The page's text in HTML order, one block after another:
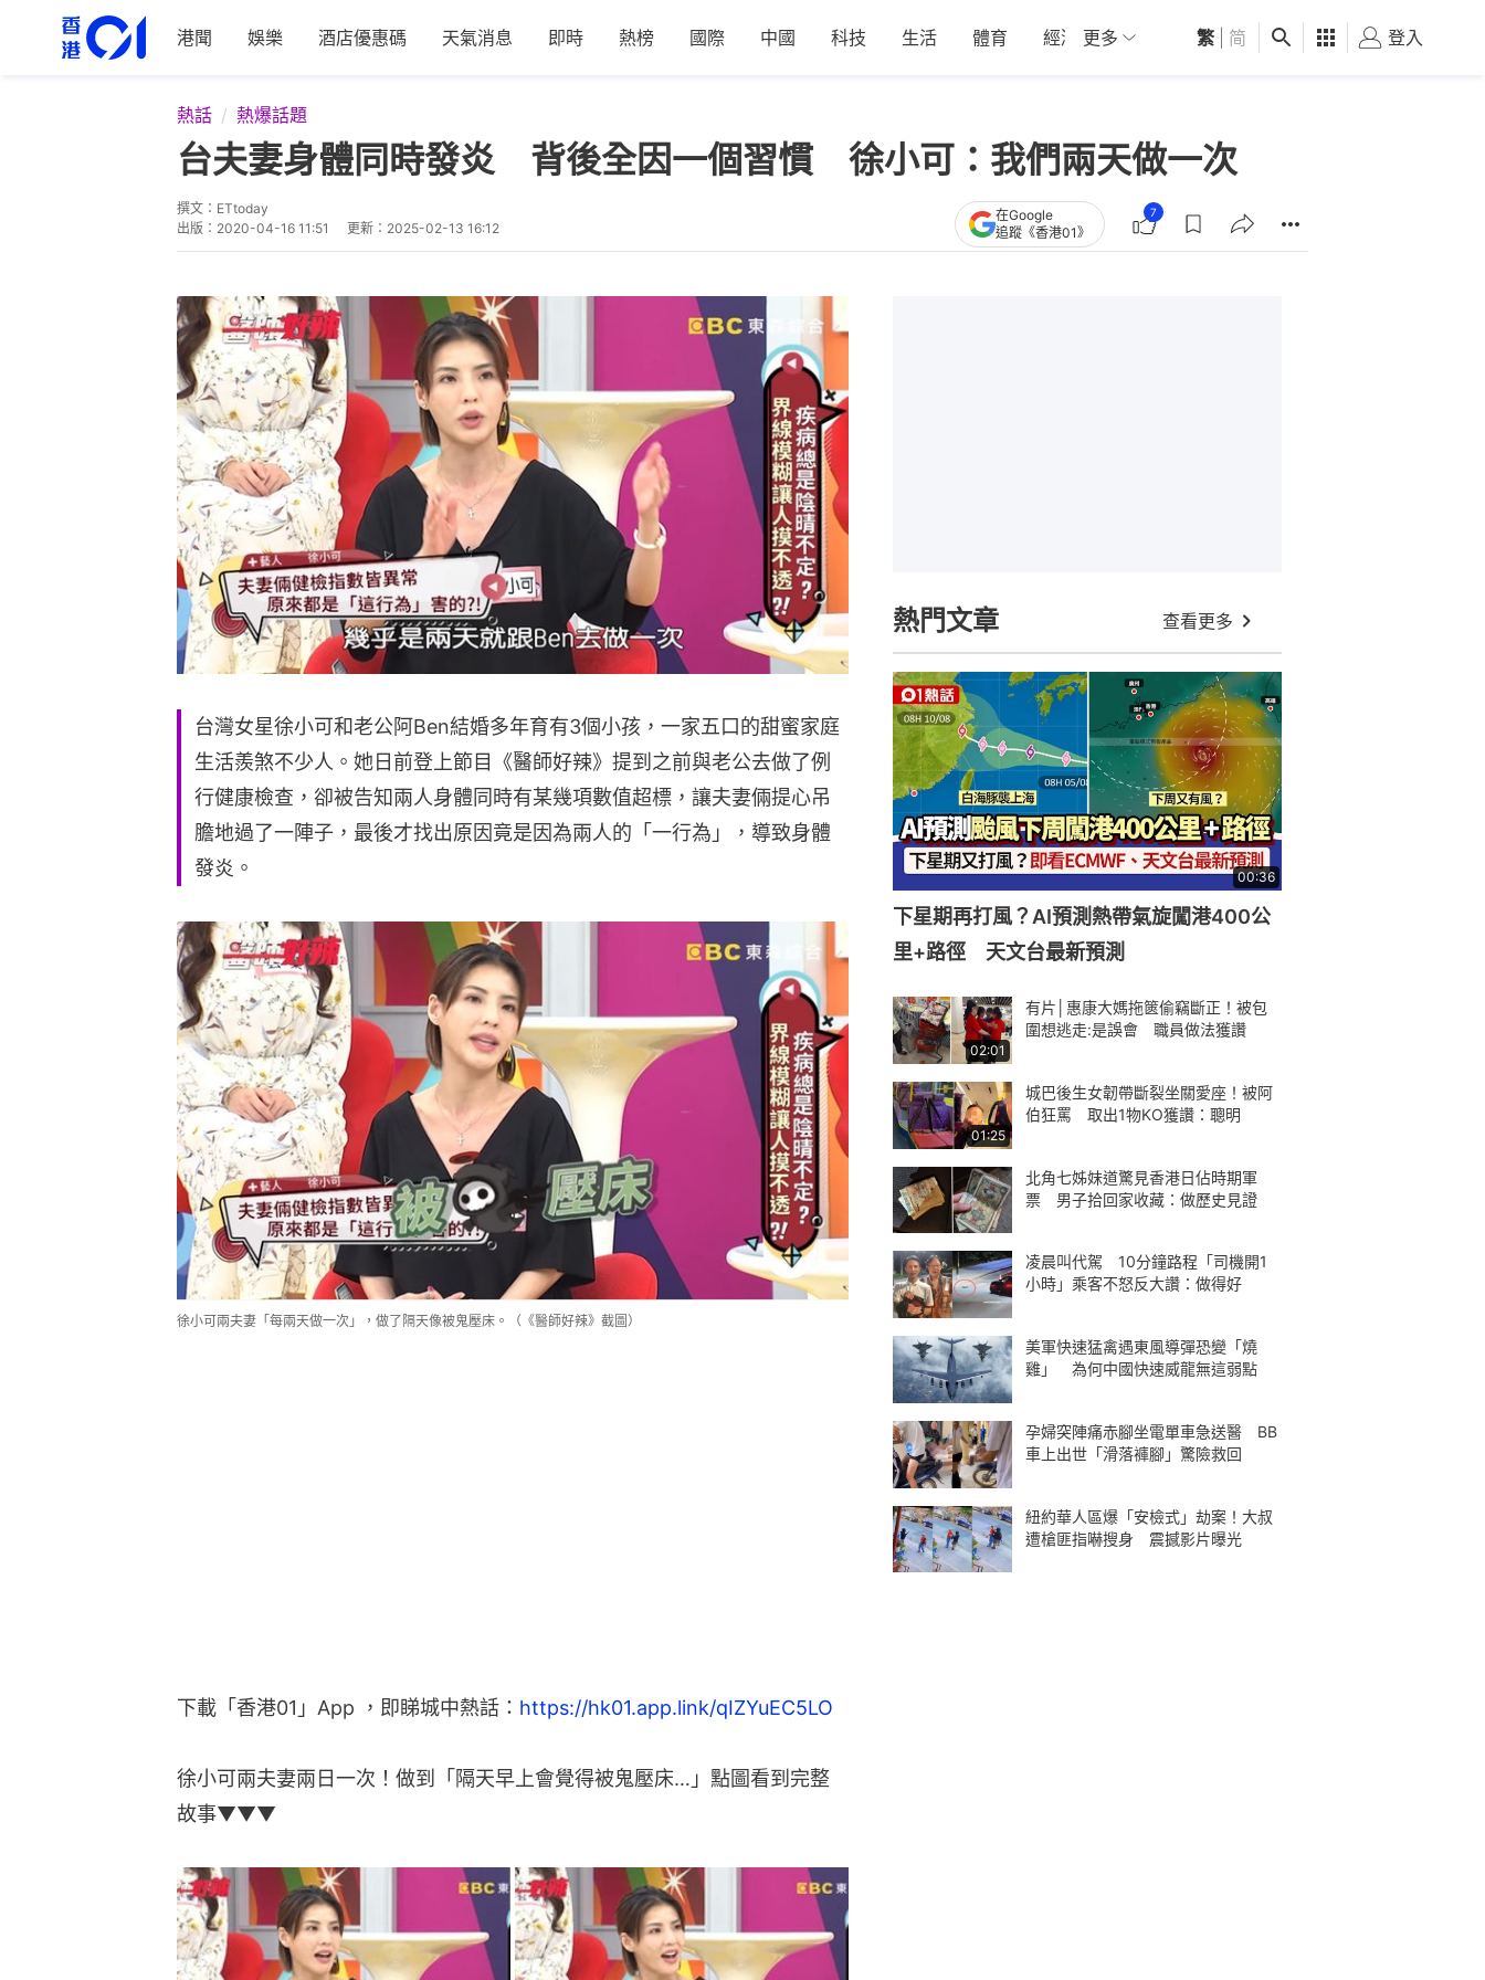
港聞 娛樂 酒店優惠碼 天氣消息 即時 熱榜 國際 中國 科技 生活 體育 經濟 01深圳 觀點 健康 好食玩飛
更多 繁 简 登入
熱話 熱爆話題
台夫妻身體同時發炎 背後全因一個習慣 徐小可：我們兩天做一次
撰文： ETtoday
出版： 2020-04-16 11:51 更新： 2025-02-13 16:12
在Google
追蹤《香港01》
7
台灣女星徐小可和老公阿Ben結婚多年育有3個小孩，一家五口的甜蜜家庭
生活羨煞不少人。她日前登上節目《醫師好辣》提到之前與老公去做了例
行健康檢查，卻被告知兩人身體同時有某幾項數值超標，讓夫妻倆提心吊
膽地過了一陣子，最後才找出原因竟是因為兩人的「一行為」，導致身體
發炎。
徐小可兩夫妻「每兩天做一次」，做了隔天像被鬼壓床。（《醫師好辣》截圖）
下載「香港01」App ，即睇城中熱話： https://hk01.app.link/qIZYuEC5LO
徐小可兩夫妻兩日一次！做到「隔天早上會覺得被鬼壓床…」點圖看到完整
故事▼▼▼
熱門文章 查看更多
00:36
下星期再打風？AI預測熱帶氣旋闖港400公
里+路徑 天文台最新預測
02:01
有片│惠康大媽拖篋偷竊斷正！被包
圍想逃走:是誤會 職員做法獲讚
01:25
城巴後生女韌帶斷裂坐關愛座！被阿
伯狂罵 取出1物KO獲讚：聰明
北角七姊妹道驚見香港日佔時期軍
票 男子拾回家收藏：做歷史見證
凌晨叫代駕 10分鐘路程「司機開1
小時」乘客不怒反大讚：做得好
美軍快速猛禽遇東風導彈恐變「燒
雞」 為何中國快速威龍無這弱點
孕婦突陣痛赤腳坐電單車急送醫 BB
車上出世「滑落褲腳」驚險救回
紐約華人區爆「安檢式」劫案！大叔
遭槍匪指嚇搜身 震撼影片曝光